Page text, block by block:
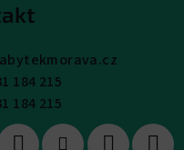
184 215
184 215